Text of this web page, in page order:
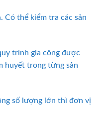
Có thể kiểm tra các sản
trình gia công được
huyết trong từng sản
số lượng lớn thì đơn vị